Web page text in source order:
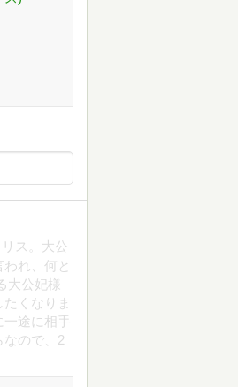
ス。大公
れ、何と
大公妃様
くなりま
一途に相手
ので、2